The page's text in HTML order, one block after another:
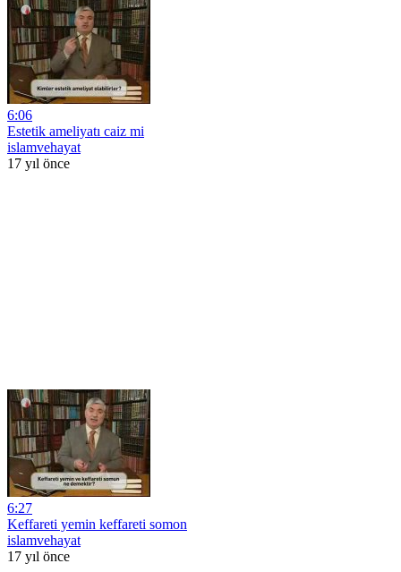
6:06
Estetik ameliyatı caiz mi
islamvehayat
17 yıl önce
6:27
Keffareti yemin keffareti somon
islamvehayat
17 yıl önce